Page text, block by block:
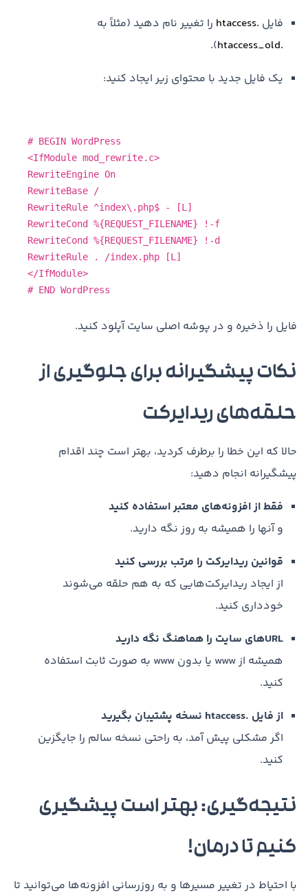
فایل .htaccess
را تغییر نام دهید (مثلاً به
.htaccess_old
).
یک فایل جدید با محتوای زیر ایجاد کنید:
# BEGIN WordPress
<IfModule mod_rewrite.c>
RewriteEngine On
RewriteBase /
RewriteRule ^index\.php$ - [L]
RewriteCond %{REQUEST_FILENAME} !-f
RewriteCond %{REQUEST_FILENAME} !-d
RewriteRule . /index.php [L]
</IfModule>
# END WordPress
فایل را ذخیره و در پوشه اصلی سایت آپلود کنید.
نکات پیشگیرانه برای جلوگیری از
حلقه‌های ریدایرکت
حالا که این خطا را برطرف کردید، بهتر است چند اقدام
پیشگیرانه انجام دهید:
فقط از افزونه‌های معتبر استفاده کنید
و آنها را همیشه به روز نگه دارید.
قوانین ریدایرکت را مرتب بررسی کنید
از ایجاد ریدایرکت‌هایی که به هم حلقه می‌شوند
خودداری کنید.
URLهای سایت را هماهنگ نگه دارید
همیشه از www یا بدون www به صورت ثابت استفاده
کنید.
از فایل .htaccess نسخه پشتیبان بگیرید
اگر مشکلی پیش آمد، به راحتی نسخه سالم را جایگزین
کنید.
نتیجه‌گیری: بهتر است پیشگیری
کنیم تا درمان!
با احتیاط در تغییر مسیرها و به روزرسانی افزونه‌ها می‌توانید تا